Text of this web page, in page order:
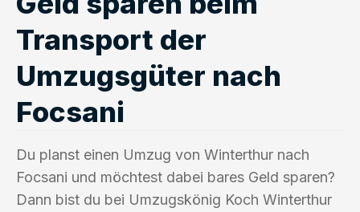
Transport der
Umzugsgüter nach
Focsani
Du planst einen Umzug von Winterthur nach
Focsani und möchtest dabei bares Geld sparen?
Dann bist du bei Umzugskönig Koch Winterthur